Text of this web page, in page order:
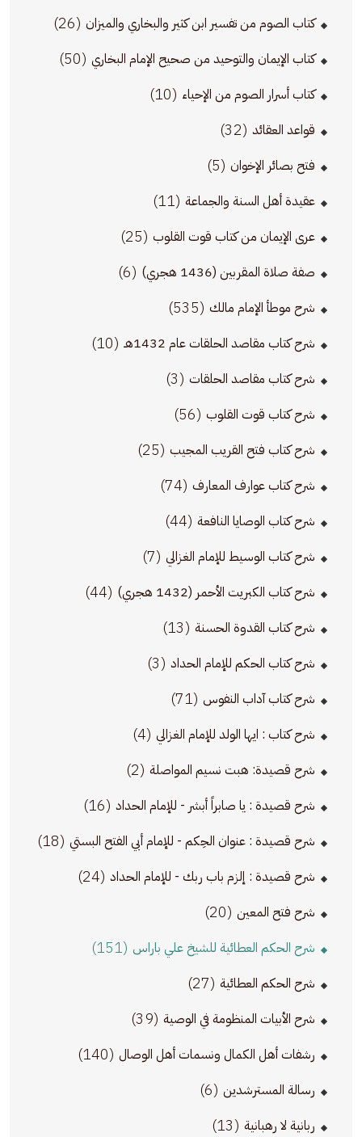
كتاب الصوم من تفسير ابن كثير والبخاري والميزان (26)
كتاب الإيمان والتوحيد من صحيح الإمام البخاري (50)
كتاب أسرار الصوم من الإحياء (10)
قواعد العقائد (32)
فتح بصائر الإخوان (5)
عقيدة أهل السنة والجماعة (11)
عرى الإيمان من كتاب قوت القلوب (25)
صفة صلاة المقربين (1436 هجري) (6)
شرح موطأ الإمام مالك (535)
شرح كتاب مقاصد الحلقات عام 1432هـ (10)
شرح كتاب مقاصد الحلقات (3)
شرح كتاب قوت القلوب (56)
شرح كتاب فتح القريب المجيب (25)
شرح كتاب عوارف المعارف (74)
شرح كتاب الوصايا النافعة (44)
شرح كتاب الوسيط للإمام الغزالي (7)
شرح كتاب الكبريت الأحمر (1432 هجري) (44)
شرح كتاب القدوة الحسنة (13)
شرح كتاب الحكم للإمام الحداد (3)
شرح كتاب آداب النفوس (71)
شرح كتاب : ايها الولد للإمام الغزالي (4)
شرح قصيدة: هبت نسيم المواصلة (2)
شرح قصيدة : يا صابراً أبشر - للإمام الحداد (16)
شرح قصيدة : عنوان الحِكم - للإمام أبي الفتح البستي (18)
شرح قصيدة : إلزم باب ربك - للإمام الحداد (24)
شرح فتح المعين (20)
شرح الحكم العطائية للشيخ علي باراس (151)
شرح الحكم العطائية (27)
شرح الأبيات المنظومة في الوصية (39)
رشفات أهل الكمال ونسمات أهل الوصال (140)
رسالة المسترشدين (6)
ربانية لا رهبانية (13)